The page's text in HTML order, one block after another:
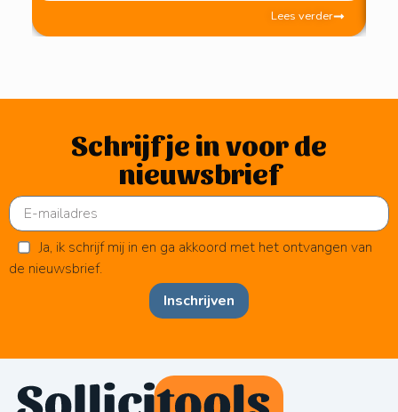
Lees verder
Schrijf je in voor de
nieuwsbrief
Ja, ik schrijf mij in en ga akkoord met het ontvangen van
de nieuwsbrief.
Inschrijven